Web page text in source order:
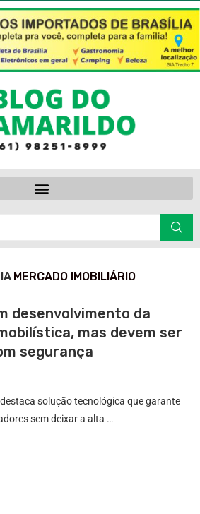
MERCADO IMOBILIÁRIO
desenvolvimento da
mas devem ser
segurança
solução tecnológica que garante
sem deixar a alta …